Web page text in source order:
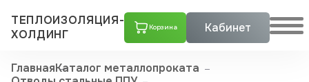
ТЕПЛОИЗОЛЯЦИЯ-
ХОЛДИНГ
Корзина Кабинет
ГлавнаяКаталог металлопроката